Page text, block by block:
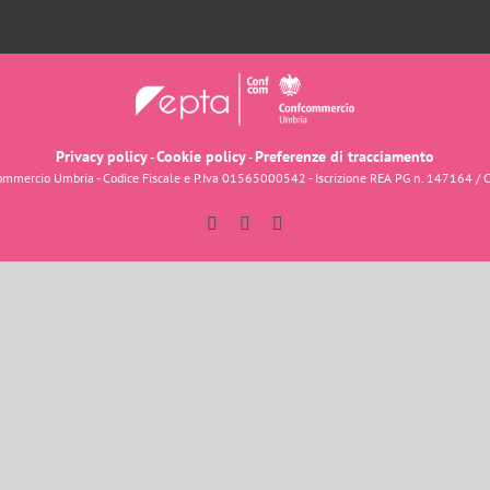
Privacy policy-Cookie policy-Preferenze di tracciamento
Umbria - Codice Fiscale e P.Iva 01565000542 - Iscrizione REA PG n. 147164
FacebookInstagram